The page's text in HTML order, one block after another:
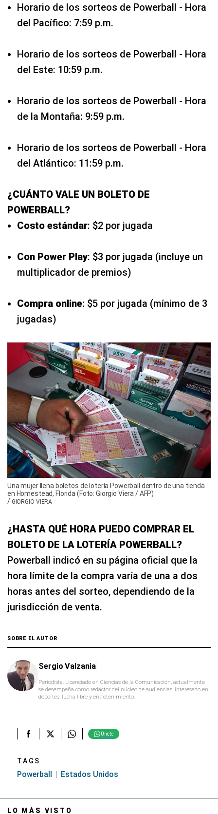
Horario de los sorteos de Powerball - Hora
del Pacífico: 7:59 p.m.
Horario de los sorteos de Powerball - Hora
del Este: 10:59 p.m.
Horario de los sorteos de Powerball - Hora
de la Montaña: 9:59 p.m.
Horario de los sorteos de Powerball - Hora
del Atlántico: 11:59 p.m.
¿CUÁNTO VALE UN BOLETO DE
POWERBALL?
Costo estándar: $2 por jugada
Con Power Play: $3 por jugada (incluye un
multiplicador de premios)
Compra online: $5 por jugada (mínimo de 3
jugadas)
Una mujer llena boletos de lotería Powerball dentro de una tienda
en Homestead, Florida (Foto: Giorgio Viera / AFP)
/ GIORGIO VIERA
¿HASTA QUÉ HORA PUEDO COMPRAR EL
BOLETO DE LA LOTERÍA POWERBALL?
Powerball indicó en su página oficial que la
hora límite de la compra varía de una a dos
horas antes del sorteo, dependiendo de la
jurisdicción de venta.
SOBRE EL AUTOR
Sergio Valzania
Periodista. Licenciado en Ciencias de la Comunicación, actualmente
se desempeña como redactor del núcleo de audiencias. Interesado en
deportes, lucha libre y entretenimiento.
Únete
TAGS
Powerball Estados Unidos
LO MÁS VISTO